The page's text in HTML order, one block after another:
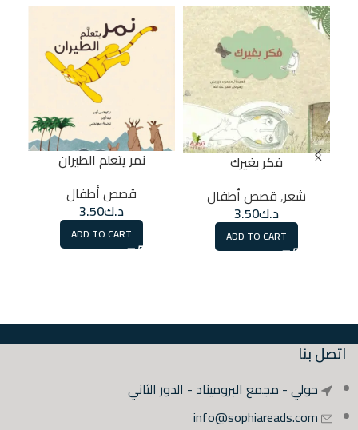
فكر بغيرك
شعر,قصص أطفال
د.ك3.50
ADD TO CART
نمر يتعلم الطيران
قصص أطفال
د.ك3.50
ADD TO CART
اتصل بنا
حولي - مجمع البروميناد - الدور الثاني
info@sophiareads.com